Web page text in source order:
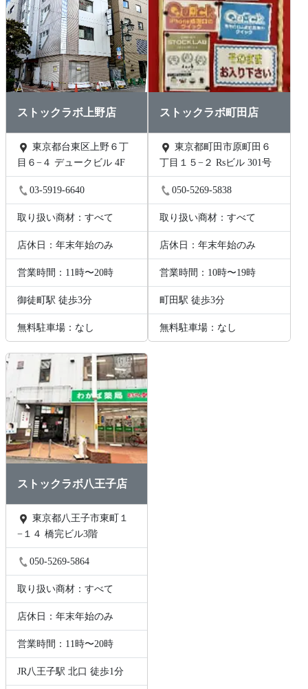
ストックラボ上野店
目６−４ デュークビル 4F
03-5919-6640
取り扱い商材：すべて
店休日：年末年始のみ
営業時間：11時〜20時
御徒町駅 徒歩3分
無料駐車場：なし
ストックラボ町田店
東京都町田市原町田６
丁目１５−２ Rsビル 301号
050-5269-5838
取り扱い商材：すべて
店休日：年末年始のみ
営業時間：10時〜19時
町田駅 徒歩3分
無料駐車場：なし
ストックラボ八王子店
−１４ 橋完ビル3階
050-5269-5864
取り扱い商材：すべて
店休日：年末年始のみ
営業時間：11時〜20時
JR八王子駅 北口 徒歩1分